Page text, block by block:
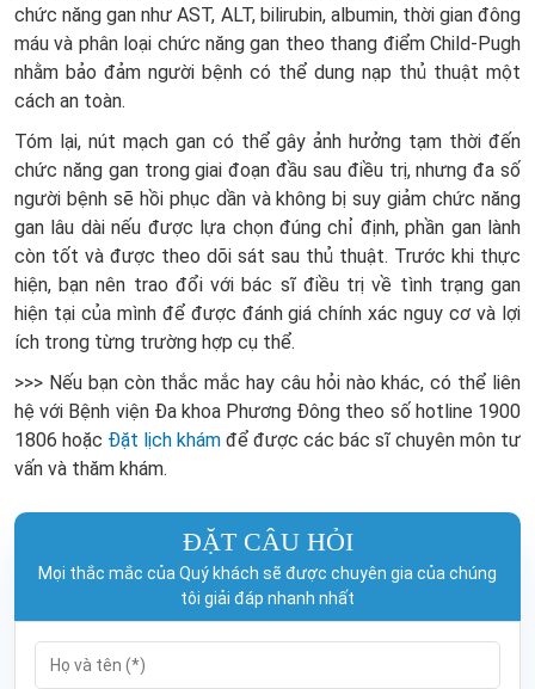
chức năng gan như AST, ALT, bilirubin, albumin, thời gian đông
máu và phân loại chức năng gan theo thang điểm Child-Pugh
nhằm bảo đảm người bệnh có thể dung nạp thủ thuật một
cách an toàn.
Tóm lại, nút mạch gan có thể gây ảnh hưởng tạm thời đến
chức năng gan trong giai đoạn đầu sau điều trị, nhưng đa số
người bệnh sẽ hồi phục dần và không bị suy giảm chức năng
gan lâu dài nếu được lựa chọn đúng chỉ định, phần gan lành
còn tốt và được theo dõi sát sau thủ thuật. Trước khi thực
hiện, bạn nên trao đổi với bác sĩ điều trị về tình trạng gan
hiện tại của mình để được đánh giá chính xác nguy cơ và lợi
ích trong từng trường hợp cụ thể.
>>> Nếu bạn còn thắc mắc hay câu hỏi nào khác, có thể liên
hệ với Bệnh viện Đa khoa Phương Đông theo số hotline 1900
1806 hoặc Đặt lịch khám để được các bác sĩ chuyên môn tư
vấn và thăm khám.
ĐẶT CÂU HỎI
Mọi thắc mắc của Quý khách sẽ được chuyên gia của chúng
tôi giải đáp nhanh nhất